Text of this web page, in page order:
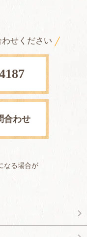
せください
合わせ
なる場合が